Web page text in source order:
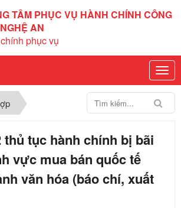
TÂM PHỤC VỤ HÀNH CHÍNH CÔNG
AN
phục vụ
thủ tục hành chính bị bãi
vực mua bán quốc tế
văn hóa (báo chí, xuất